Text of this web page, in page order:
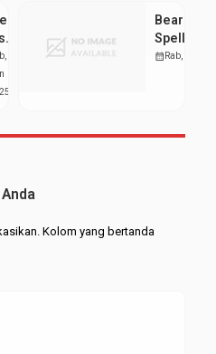
Resmi
Diwisuda
11
Bearo
Wat te
calendar_month Rab, 11
Kolom yang bertanda